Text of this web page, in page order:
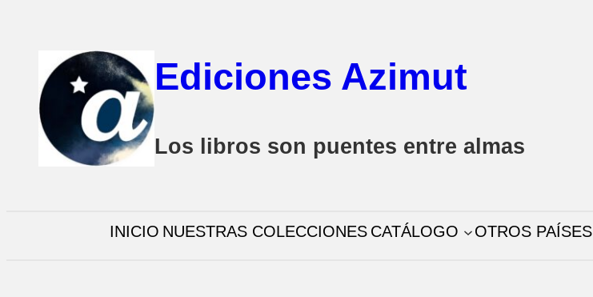
contenido
Ediciones Azimut
Los libros son puentes entre almas
INICIO NUESTRAS COLECCIONES CATÁLOGO OTROS PAÍSES